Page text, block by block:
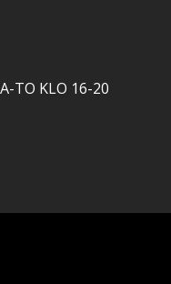
TO KLO 16-20